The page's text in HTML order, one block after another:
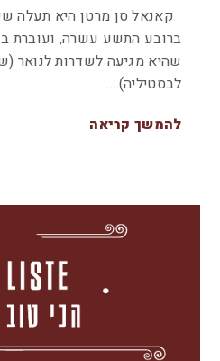
קאנאל סן מרטן היא תעלה
ברובע התשע עשרה, ועוברת
שהיא מגיעה לשדרות לנואר
לבסטיליה).…
להמשך קריאה